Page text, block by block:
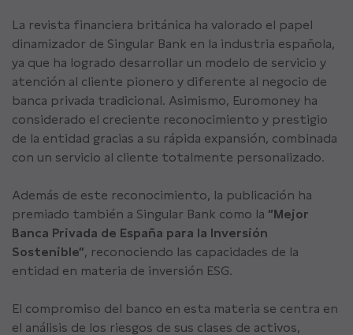
La revista financiera británica ha valorado el papel
dinamizador de Singular Bank en la industria española,
ya que ha logrado desarrollar un modelo de servicio y
atención al cliente pionero y diferente al negocio de
banca privada tradicional. Asimismo, Euromoney ha
considerado el creciente reconocimiento y prestigio
de la entidad gracias a su rápida expansión, combinada
con un servicio al cliente totalmente personalizado.
Además de este reconocimiento, la publicación ha
premiado también a Singular Bank como la “Mejor
Banca Privada de España para la Inversión
Sostenible”, reconociendo las capacidades de la
entidad en materia de inversión ESG.
El compromiso del banco en esta materia se centra en
el análisis de los riesgos de sus clases de activos,